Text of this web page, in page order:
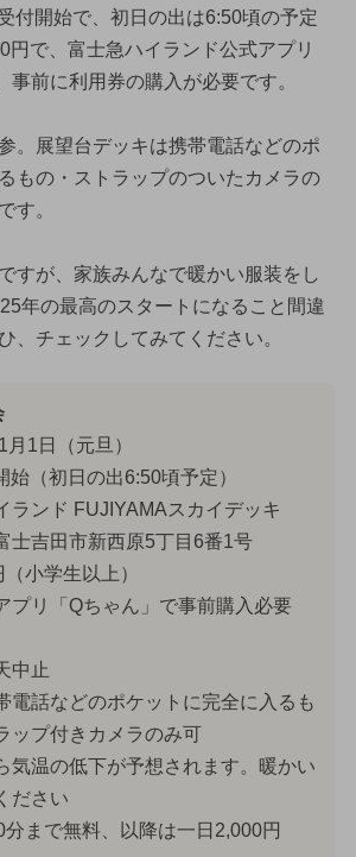
付開始で、初日の出は6:50頃の予定
円で、富士急ハイランド公式アプリ
事前に利用券の購入が必要です。
。展望台デッキは携帯電話などのポ
もの・ストラップのついたカメラの
す。
すが、家族みんなで暖かい服装をし
年の最高のスタートになること間違
、チェックしてみてください。
月1日（元旦）
始（初日の出6:50頃予定）
ランド FUJIYAMAスカイデッキ
士吉田市新西原5丁目6番1号
小学生以上）
プリ「Qちゃん」で事前購入必要
中止
電話などのポケットに完全に入るも
ップ付きカメラのみ可
気温の低下が予想されます。暖かい
ださい
分まで無料、以降は一日2,000円